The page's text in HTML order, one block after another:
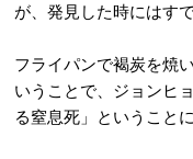
が、発見した時にはす
フライパンで褐炭を焼
いうことで、ジョンヒ
る窒息死」ということ